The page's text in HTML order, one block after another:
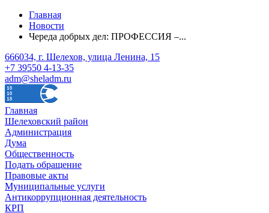
Главная
Новости
Череда добрых дел: ПРОФЕССИЯ –...
666034, г. Шелехов, улица Ленина, 15
+7 39550 4-13-35
adm@sheladm.ru
Главная
Шелеховский район
Администрация
Дума
Общественность
Подать обращение
Правовые акты
Муниципальные услуги
Антикоррупционная деятельность
КРП